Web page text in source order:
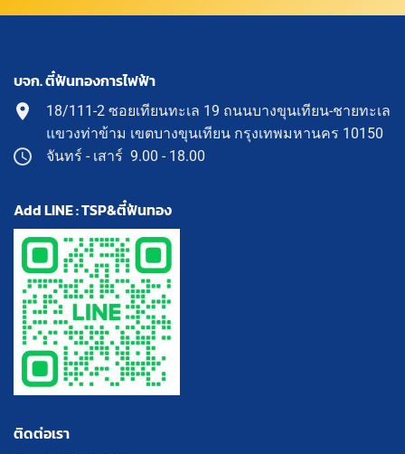
บจก. ตี๋ฟันทองการไฟฟ้า
18/111-2 ซอยเทียนทะเล 19 ถนนบางขุนเทียน-ชายทะเล
แขวงท่าข้าม เขตบางขุนเทียน กรุงเทพมหานคร 10150
จันทร์ - เสาร์ 9.00 - 18.00
Add LINE : TSP&ตี๋ฟันทอง
ติดต่อเรา